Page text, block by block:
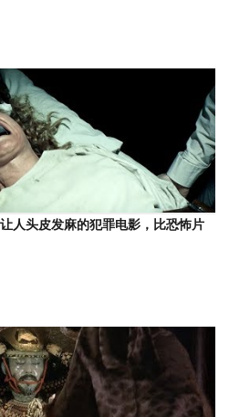
人头皮发麻的犯罪电影，比恐怖片